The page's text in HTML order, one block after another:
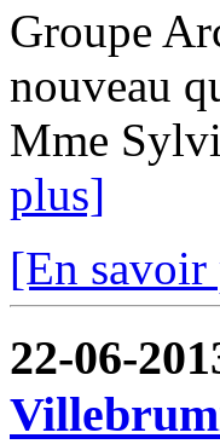
Groupe
nouveau
Mme
plus]
[En savoir
22-06-